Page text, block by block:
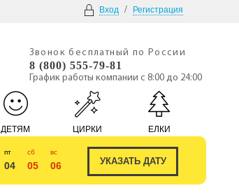
Вход / Регистрация
Звонок бесплатный по России
8 (800) 555-79-81
График работы компании с 8:00 до 24:00
ДЕТЯМ ЦИРКИ ЕЛКИ
пт
04
сб
05
вс
06